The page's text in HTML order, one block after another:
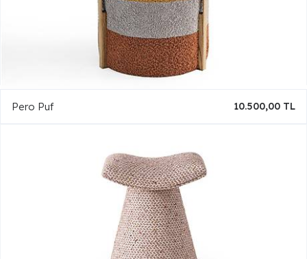
Pero Puf 10.500,00 TL